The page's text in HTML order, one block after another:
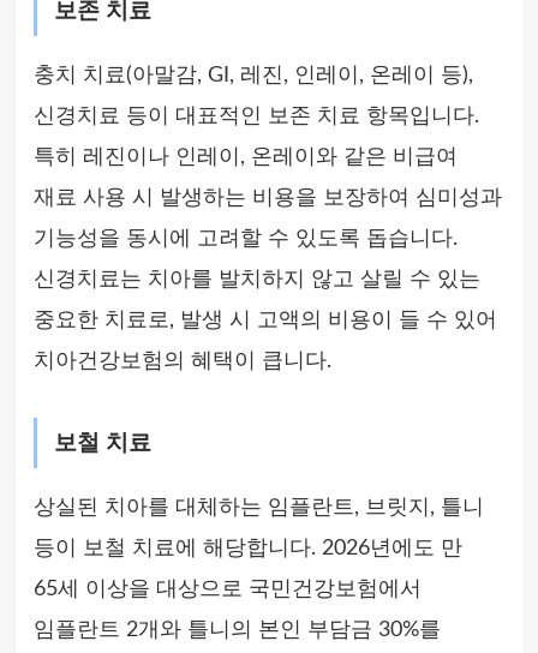
보존 치료
충치 치료(아말감, GI, 레진, 인레이, 온레이 등),
신경치료 등이 대표적인 보존 치료 항목입니다.
특히 레진이나 인레이, 온레이와 같은 비급여
재료 사용 시 발생하는 비용을 보장하여 심미성과
기능성을 동시에 고려할 수 있도록 돕습니다.
신경치료는 치아를 발치하지 않고 살릴 수 있는
중요한 치료로, 발생 시 고액의 비용이 들 수 있어
치아건강보험의 혜택이 큽니다.
보철 치료
상실된 치아를 대체하는 임플란트, 브릿지, 틀니
등이 보철 치료에 해당합니다. 2026년에도 만
65세 이상을 대상으로 국민건강보험에서
임플란트 2개와 틀니의 본인 부담금 30%를